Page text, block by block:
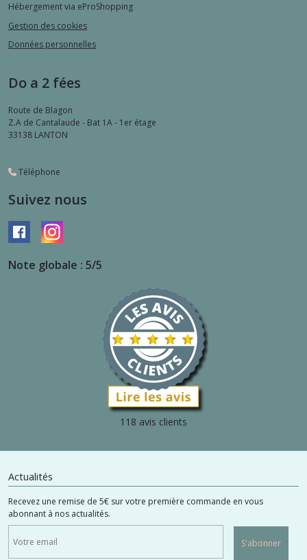
Hébergement via eProShopping
Gestion des cookies
Données personnelles
Do a 2 fées
Route de Blagon
Z.A de Cantalaude - Bat 1A - 1er étage
33138 LANTON
Téléphone
Suivez nous
Note globale : 5/5
118 avis clients
Actualités
Recevez une remise de 5€ sur votre première commande en vous
abonnant à nos actualités.
S'abonner